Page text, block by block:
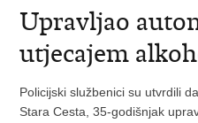
Upravljao
utjecajem
Policijski službenici su utvrdili
Stara Cesta, 35-godišnjak